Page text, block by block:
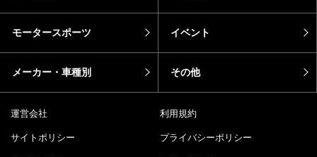
モータースポーツ イベント
メーカー・車種別 その他
運営会社 利用規約
サイトポリシー プライバシーポリシー